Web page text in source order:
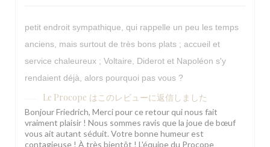
petit endroit sympathique, qui rappelle un peu les temps
anciens, mais surtout de très bons plats ; accueil et
service chaleureux ; Voltaire, Diderot et Napoléon s'y
rendaient déjà, alors pourquoi pas vous ?
Le Procope はこのレビューに返信しました
Bonjour Friedrich, Merci pour ce retour qui nous fait
vraiment plaisir ! Nous sommes ravis que la joue de bœuf
vous ait autant séduit. Votre bonne humeur est
contagieuse ! À très bientôt ! L'équipe du Procope